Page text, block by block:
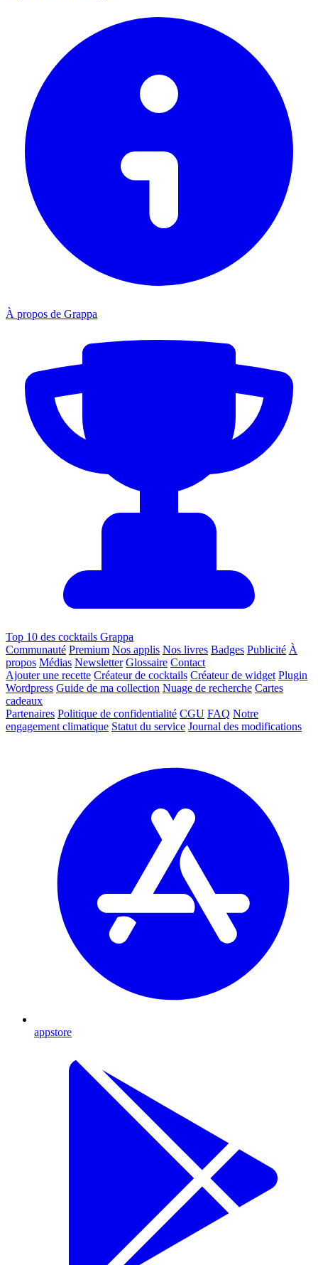
À propos de Grappa
Top 10 des cocktails Grappa
Communauté Premium Nos applis Nos livres Badges Publicité À
propos Médias Newsletter Glossaire Contact
Ajouter une recette Créateur de cocktails Créateur de widget Plugin
Wordpress Guide de ma collection Nuage de recherche Cartes
cadeaux
Partenaires Politique de confidentialité CGU FAQ Notre
engagement climatique Statut du service Journal des modifications
appstore